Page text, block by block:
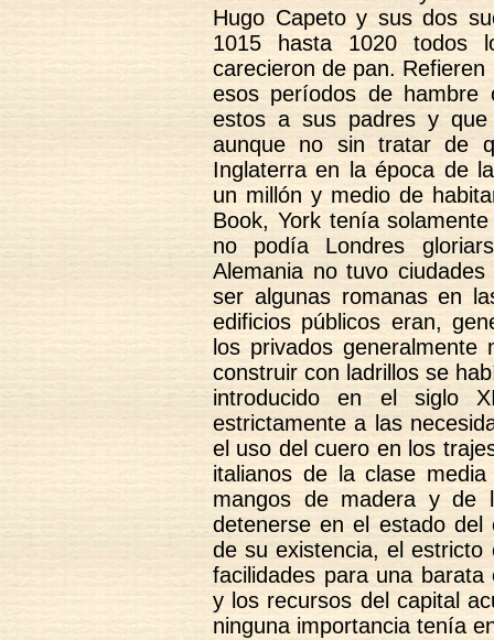
Hugo Capeto y sus dos
1015 hasta 1020 todos
carecieron de pan.
esos períodos de hambre
estos a sus padres y
aunque no sin tratar de
Inglaterra en la época de
un millón y medio de
Book, York tenía
no podía Londres
Alemania no tuvo
ser algunas romanas en
edificios públicos eran,
los privados
construir con ladrillos se
introducido en el siglo
estrictamente a las
el uso del cuero en los
italianos de la clase
mangos de madera y de
detenerse en el estado
de su existencia, el estricto
facilidades para una
y los recursos del capital
ninguna importancia tenía